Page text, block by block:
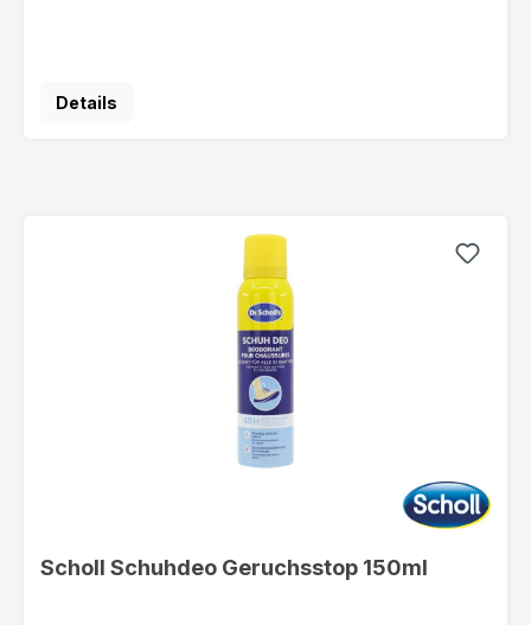
Details
Scholl Schuhdeo Geruchsstop 150ml